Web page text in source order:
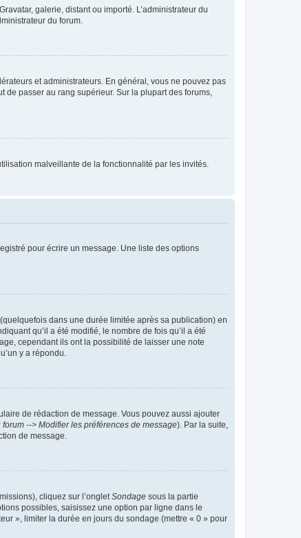
galerie, distant ou importé. L’administrateur du
du forum.
et administrateurs. En général, vous ne pouvez pas
de passer au rang supérieur. Sur la plupart des forums,
malveillante de la fonctionnalité par les invités.
pour écrire un message. Une liste des options
dans une durée limitée après sa publication) en
qu’il a été modifié, le nombre de fois qu’il a été
cependant ils ont la possibilité de laisser une note
y a répondu.
de rédaction de message. Vous pouvez aussi ajouter
forum --> Modifier les préférences de message). Par la suite,
de message.
cliquez sur l’onglet Sondage sous la partie
possibles, saisissez une option par ligne dans le
», limiter la durée en jours du sondage (mettre « 0 » pour